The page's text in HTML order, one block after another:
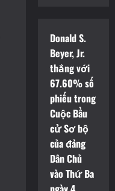
Donald S.
Beyer, Jr.
thắng với
67.60% số
phiếu trong
Cuộc Bầu
cử Sơ bộ
của đảng
Dân Chủ
vào Thứ Ba